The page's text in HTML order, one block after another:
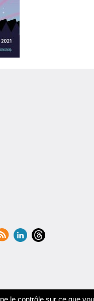
Accessibilité
le contrôle sur ce que